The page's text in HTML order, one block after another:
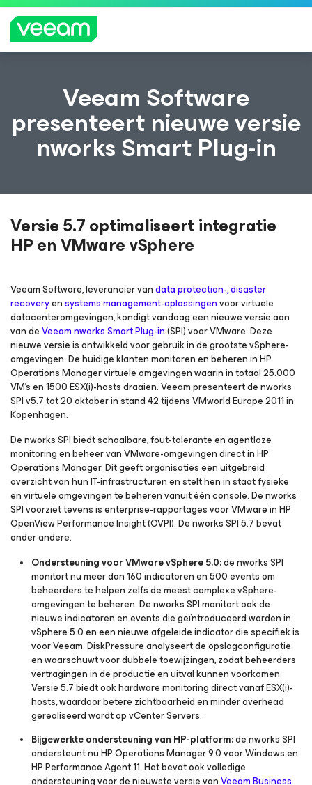
Richtlijnen van Veeam voor klanten die zijn
getroffen door de content-update van
CrowdStrike
MEE
Veeam Software
presenteert nieuwe versie
nworks Smart Plug-in
Versie 5.7 optimaliseert integratie
HP en VMware vSphere
Veeam Software, leverancier vandata protection-, disaster
recoveryensystems management-oplossingenvoor virtuele
datacenteromgevingen, kondigt vandaag een nieuwe versie aan
van deVeeam nworks Smart Plug-in(SPI) voor VMware. Deze
nieuwe versie is ontwikkeld voor gebruik in de grootste vSphere-
omgevingen. De huidige klanten monitoren en beheren in HP
Operations Manager virtuele omgevingen waarin in totaal 25.000
VM’s en 1500 ESX(i)-hosts draaien. Veeam presenteert de nworks
SPI v5.7 tot 20 oktober in stand 42 tijdens VMworld Europe 2011 in
Kopenhagen.
De nworks SPI biedt schaalbare, fout-tolerante en agentloze
monitoring en beheer van VMware-omgevingen direct in HP
Operations Manager. Dit geeft organisaties een uitgebreid
overzicht van hun IT-infrastructuren en stelt hen in staat fysieke
en virtuele omgevingen te beheren vanuit één console. De nworks
SPI voorziet tevens is enterprise-rapportages voor VMware in HP
OpenView Performance Insight (OVPI). De nworks SPI 5.7 bevat
onder andere:
Ondersteuning voor VMware vSphere 5.0:de nworks SPI
monitort nu meer dan 160 indicatoren en 500 events om
beheerders te helpen zelfs de meest complexe vSphere-
omgevingen te beheren. De nworks SPI monitort ook de
nieuwe indicatoren en events die geïntroduceerd worden in
vSphere 5.0 en een nieuwe afgeleide indicator die specifiek is
voor Veeam. DiskPressure analyseert de opslagconfiguratie
en waarschuwt voor dubbele toewijzingen, zodat beheerders
vertragingen in de productie en uitval kunnen voorkomen.
Versie 5.7 biedt ook hardware monitoring direct vanaf ESX(i)-
hosts, waardoor betere zichtbaarheid en minder overhead
gerealiseerd wordt op vCenter Servers.
Bijgewerkte ondersteuning van HP-platform:de nworks SPI
ondersteunt nu HP Operations Manager 9.0 voor Windows en
HP Performance Agent 11. Het bevat ook volledige
ondersteuning voor de nieuwste versie vanVeeam Business